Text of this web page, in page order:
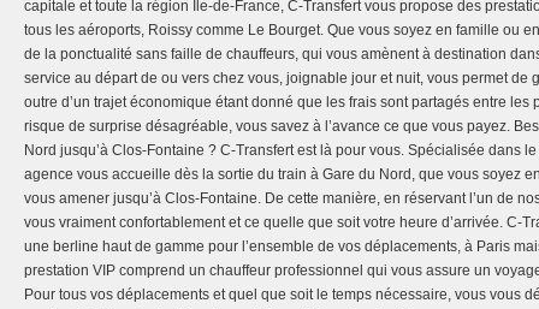
capitale et toute la région Ile-de-France, C-Transfert vous propose des
tous les aéroports, Roissy comme Le Bourget. Que vous soyez en famille ou
de la ponctualité sans faille de chauffeurs, qui vous amènent à destination
service au départ de ou vers chez vous, joignable jour et nuit, vous permet de
outre d’un trajet économique étant donné que les frais sont partagés entre les
risque de surprise désagréable, vous savez à l’avance ce que vous payez.
Nord jusqu’à Clos-Fontaine ? C-Transfert est là pour vous. Spécialisée dans
agence vous accueille dès la sortie du train à Gare du Nord, que vous soyez
vous amener jusqu’à Clos-Fontaine. De cette manière, en réservant l’un de
vous vraiment confortablement et ce quelle que soit votre heure d’arrivée. C-
une berline haut de gamme pour l’ensemble de vos déplacements, à Paris
prestation VIP comprend un chauffeur professionnel qui vous assure un
Pour tous vos déplacements et quel que soit le temps nécessaire, vous vous